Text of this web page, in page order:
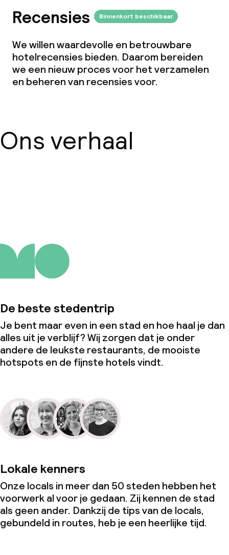
Vrijgezellenfeesten of andere feesten
Recensies Binnenkort beschikbaar
We willen waardevolle en betrouwbare
hotelrecensies bieden. Daarom bereiden
we een nieuw proces voor het verzamelen
en beheren van recensies voor.
Ons verhaal
De beste stedentrip
Je bent maar even in een stad en hoe haal je dan
alles uit je verblijf? Wij zorgen dat je onder
andere de leukste restaurants, de mooiste
hotspots en de fijnste hotels vindt.
Lokale kenners
Onze locals in meer dan 50 steden hebben het
voorwerk al voor je gedaan. Zij kennen de stad
als geen ander. Dankzij de tips van de locals,
gebundeld in routes, heb je een heerlijke tijd.